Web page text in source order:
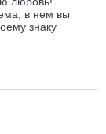
в нем вы
знаку